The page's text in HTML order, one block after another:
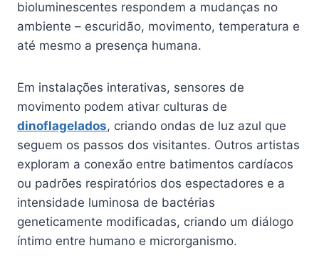
bioluminescentes respondem a mudanças no
ambiente – escuridão, movimento, temperatura e
até mesmo a presença humana.
Em instalações interativas, sensores de
movimento podem ativar culturas de
dinoflagelados, criando ondas de luz azul que
seguem os passos dos visitantes. Outros artistas
exploram a conexão entre batimentos cardíacos
ou padrões respiratórios dos espectadores e a
intensidade luminosa de bactérias
geneticamente modificadas, criando um diálogo
íntimo entre humano e microrganismo.